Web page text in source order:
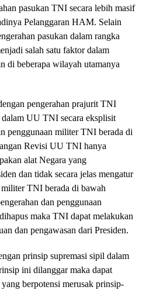
pasukan TNI secara lebih masif
Pelanggaran HAM. Selain
pasukan dalam rangka
salah satu faktor dalam
di beberapa wilayah utamanya
pengerahan prajurit TNI
UU TNI secara eksplisit
penggunaan militer TNI berada di
Revisi UU TNI hanya
alat Negara yang
dan tidak secara jelas mengatur
TNI berada di bawah
dan penggunaan
maka TNI dapat melakukan
dan pengawasan dari Presiden.
prinsip supremasi sipil dalam
ini dilanggar maka dapat
berpotensi merusak prinsip-